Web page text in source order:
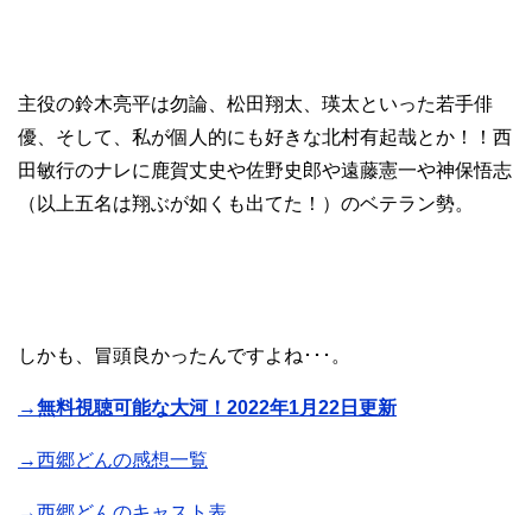
主役の鈴木亮平は勿論、松田翔太、瑛太といった若手俳
優、そして、私が個人的にも好きな北村有起哉とか！！西
田敏行のナレに鹿賀丈史や佐野史郎や遠藤憲一や神保悟志
（以上五名は翔ぶが如くも出てた！）のベテラン勢。
しかも、冒頭良かったんですよね･･･。
→無料視聴可能な大河！2022年1月22日更新
→西郷どんの感想一覧